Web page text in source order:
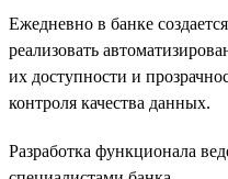
Ежедневно в банке
реализовать
их доступности и
контроля качества данных.
Разработка функционала